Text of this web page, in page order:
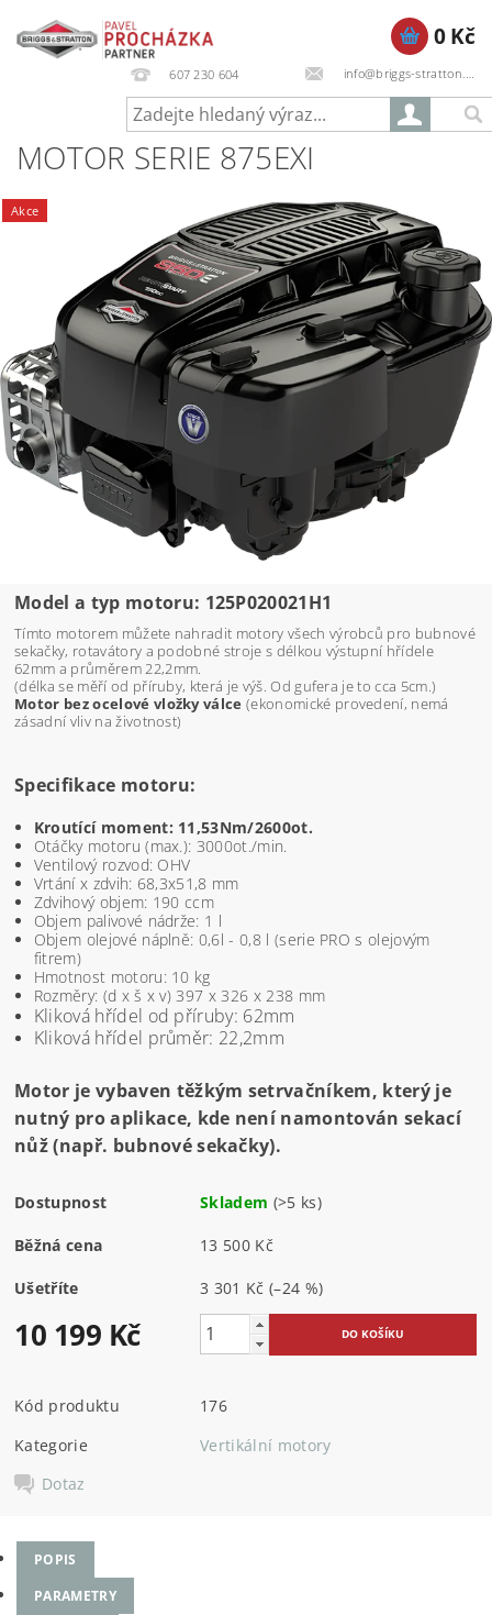
607 230 604 info@briggs-stratton.cz
0 Kč
MOTOR SERIE 875EXI
Akce
Model a typ motoru: 125P020021H1
Tímto motorem můžete nahradit motory všech výrobců pro bubnové
sekačky, rotavátory a podobné stroje s délkou výstupní hřídele
62mm a průměrem 22,2mm.
(délka se měří od příruby, která je výš. Od gufera je to cca 5cm.)
Motor bez ocelové vložky válce (ekonomické provedení, nemá
zásadní vliv na životnost)
Specifikace motoru:
Kroutící moment: 11,53Nm/2600ot.
Otáčky motoru (max.): 3000ot./min.
Ventilový rozvod: OHV
Vrtání x zdvih: 68,3x51,8 mm
Zdvihový objem: 190 ccm
Objem palivové nádrže: 1 l
Objem olejové náplně: 0,6l - 0,8 l (serie PRO s olejovým
fitrem)
Hmotnost motoru: 10 kg
Rozměry: (d x š x v) 397 x 326 x 238 mm
Kliková hřídel od příruby: 62mm
Kliková hřídel průměr: 22,2mm
Motor je vybaven těžkým setrvačníkem, který je
nutný pro aplikace, kde není namontován sekací
nůž (např. bubnové sekačky).
Dostupnost Skladem (>5 ks)
Běžná cena 13 500 Kč
Ušetříte 3 301 Kč (–24 %)
10 199 Kč
Kód produktu
176
Kategorie
Vertikální motory
Dotaz
POPIS
PARAMETRY